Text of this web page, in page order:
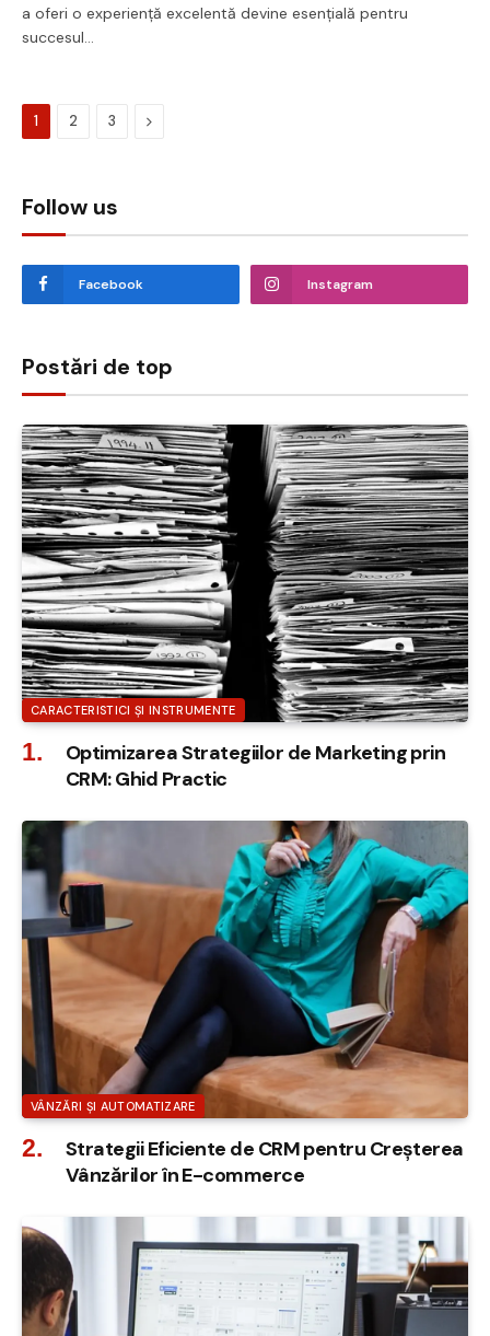
a oferi o experiență excelentă devine esențială pentru
succesul…
1 2 3 Next
Follow us
Facebook Instagram
Postări de top
CARACTERISTICI ȘI INSTRUMENTE
Optimizarea Strategiilor de Marketing prin
CRM: Ghid Practic
VÂNZĂRI ȘI AUTOMATIZARE
Strategii Eficiente de CRM pentru Creșterea
Vânzărilor în E-commerce